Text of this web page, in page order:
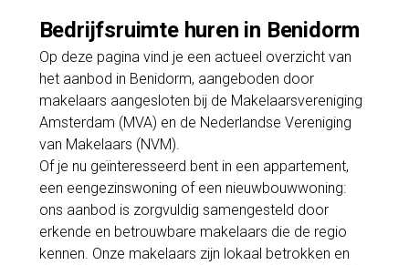
Bedrijfsruimte huren in Benidorm
Op deze pagina vind je een actueel overzicht van
het aanbod in Benidorm, aangeboden door
makelaars aangesloten bij de Makelaarsvereniging
Amsterdam (MVA) en de Nederlandse Vereniging
van Makelaars (NVM).
Of je nu geïnteresseerd bent in een appartement,
een eengezinswoning of een nieuwbouwwoning:
ons aanbod is zorgvuldig samengesteld door
erkende en betrouwbare makelaars die de regio
kennen. Onze makelaars zijn lokaal betrokken en